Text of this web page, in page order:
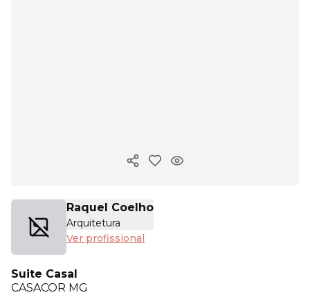
Copiar link
Raquel Coelho
Arquitetura
Ver profissional
Suite Casal
CASACOR MG